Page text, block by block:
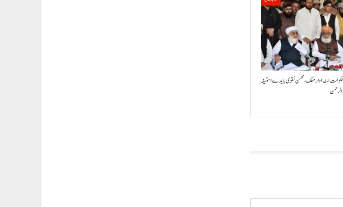
اٹ اوار مفک، محسن نقوی بایدے استیفہ